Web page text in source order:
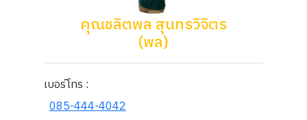
คุณชลิตพล สุนทรวิจิตร
(พล)
เบอร์โทร :
085-444-4042